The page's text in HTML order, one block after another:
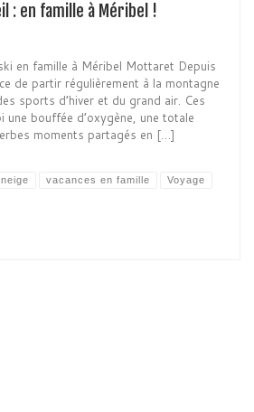
: en famille à Méribel !
en famille à Méribel Mottaret Depuis
de partir régulièrement à la montagne
sports d’hiver et du grand air. Ces
une bouffée d’oxygène, une totale
moments partagés en […]
neige vacances en famille Voyage